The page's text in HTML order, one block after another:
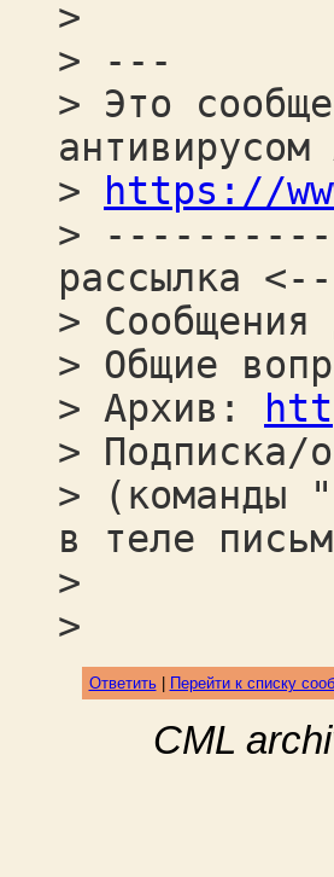
>
> ---
> Это
>
https://
> -------------
рассылка
>
> Общие
> Архив:
> Подписка/
> (команды
в теле
>
>
Ответить| Перейти к списку
CML